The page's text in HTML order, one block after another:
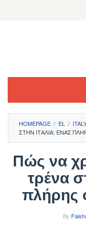
HOMEPAGE / EL /
ΣΤΗΝ ΙΤΑΛΊΑ: ΈΝΑΣ
Πώς να
τρένα
πλήρης
By